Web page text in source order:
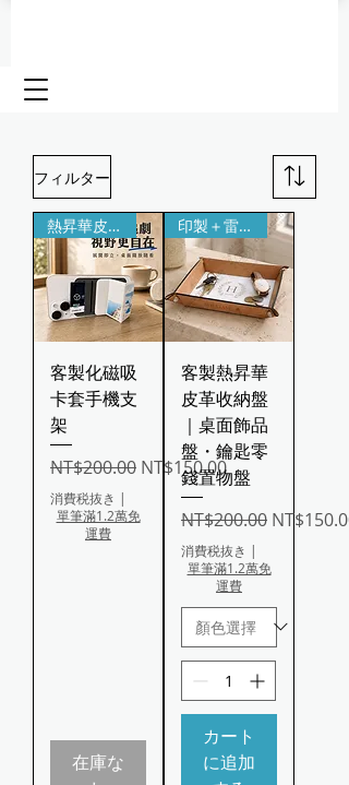
フィルター
熱昇華皮革卡套・三折桌面支架
客製化磁吸
卡套手機支
架
通常価格
NT$200.00 セール価格
NT$150.00
消費税抜き |
單筆滿1.2萬免
運費
在庫な
印製＋雷雕客製
客製熱昇華
皮革收納盤
｜桌面飾品
盤・鑰匙零
錢置物盤
通常価格
NT$200.00 セール価格
NT$150.00
消費税抜き |
單筆滿1.2萬免
運費
カート
に追加